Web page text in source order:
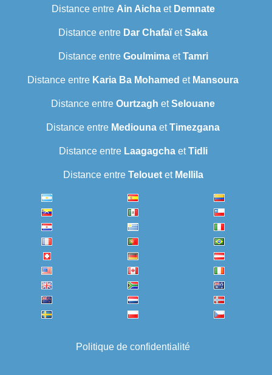
Distance entre Ain Aichaet Demnate
Distance entre Dar ChafaïetSaka
Distance entre GoulmimaetTamri
Distance entre Karia Ba Mohamed et Mansoura
Distance entre Ourtzagh etSelouane
Distance entre Mediouna etTimezgana
Distance entre LaagagchaetTidli
Distance entre Telouetet Mellila
Politique de confidentialité